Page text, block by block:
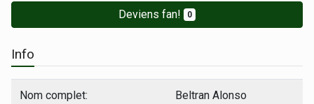
Deviens fan! 0
Info
Nom complet: Beltran Alonso